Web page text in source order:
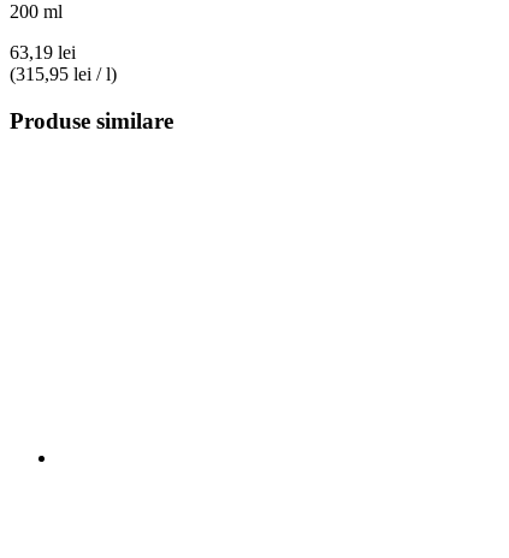
200 ml
63,19 lei
(315,95 lei / l)
Produse similare